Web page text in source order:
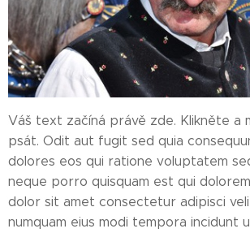
Váš text začíná právě zde. Klikněte a
psát. Odit aut fugit sed quia
dolores eos qui ratione voluptatem
neque porro quisquam est qui
dolor sit amet consectetur adipisci
numquam eius modi tempora incidunt